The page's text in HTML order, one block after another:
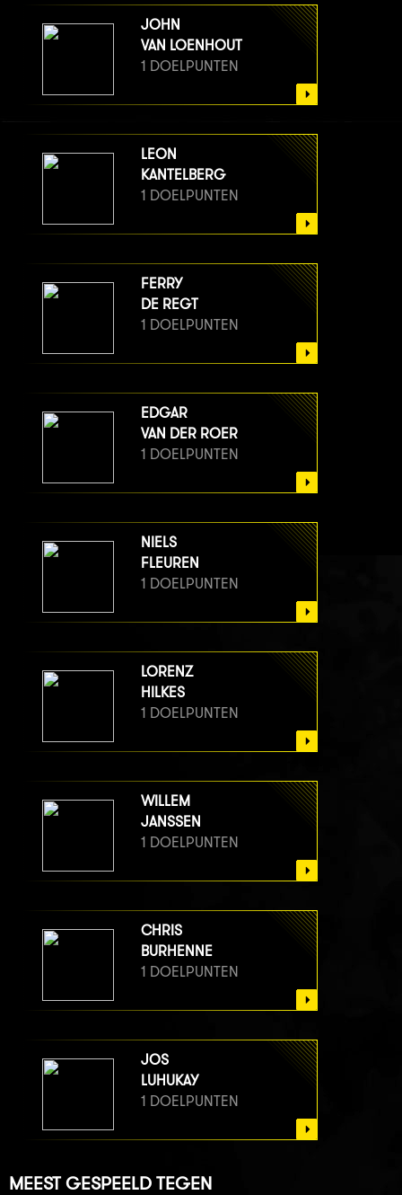
JOHN
VAN LOENHOUT
1 DOELPUNTEN
LEON
KANTELBERG
1 DOELPUNTEN
FERRY
DE REGT
1 DOELPUNTEN
EDGAR
VAN DER ROER
1 DOELPUNTEN
NIELS
FLEUREN
1 DOELPUNTEN
LORENZ
HILKES
1 DOELPUNTEN
WILLEM
JANSSEN
1 DOELPUNTEN
CHRIS
BURHENNE
1 DOELPUNTEN
JOS
LUHUKAY
1 DOELPUNTEN
MEEST GESPEELD TEGEN